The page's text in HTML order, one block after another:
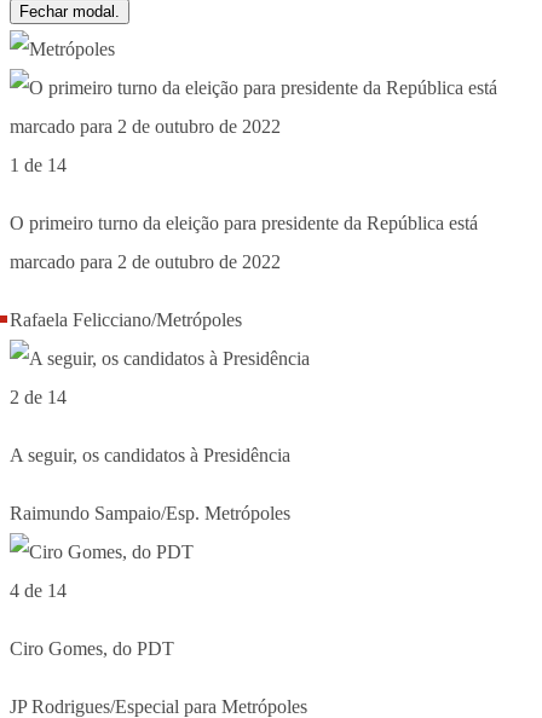
Fechar modal.
1 de 14
O primeiro turno da eleição para presidente da República está
marcado para 2 de outubro de 2022
Rafaela Felicciano/Metrópoles
2 de 14
A seguir, os candidatos à Presidência
Raimundo Sampaio/Esp. Metrópoles
4 de 14
Ciro Gomes, do PDT
JP Rodrigues/Especial para Metrópoles